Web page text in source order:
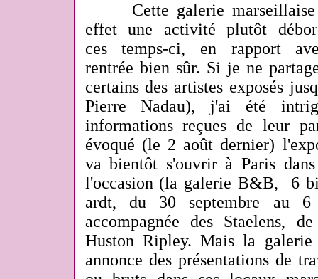
Cette galerie
effet une activité plutôt
ces temps-ci, en rapport
rentrée bien sûr. Si je ne
certains des artistes exposés
Pierre Nadau), j'ai été
informations reçues de leur
évoqué (le 2 août dernier)
va bientôt s'ouvrir à Paris
l'occasion (la galerie B&B, 6
ardt, du 30 septembre au
accompagnée des Staelens,
Huston Ripley. Mais la
annonce des présentations de